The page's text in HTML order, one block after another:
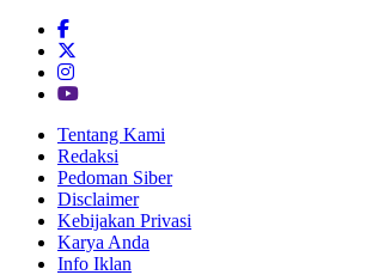
Tentang Kami
Redaksi
Pedoman Siber
Disclaimer
Kebijakan Privasi
Karya Anda
Info Iklan